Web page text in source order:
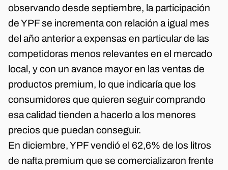
observando desde septiembre, la participación
de YPF se incrementa con relación a igual mes
del año anterior a expensas en particular de las
competidoras menos relevantes en el mercado
local, y con un avance mayor en las ventas de
productos premium, lo que indicaría que los
consumidores que quieren seguir comprando
esa calidad tienden a hacerlo a los menores
precios que puedan conseguir.
En diciembre, YPF vendió el 62,6% de los litros
de nafta premium que se comercializaron frente